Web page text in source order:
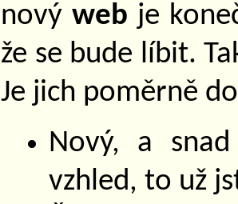
nový web je
že se bude líbit.
Je jich poměrně
Nový, a
vzhled, to už